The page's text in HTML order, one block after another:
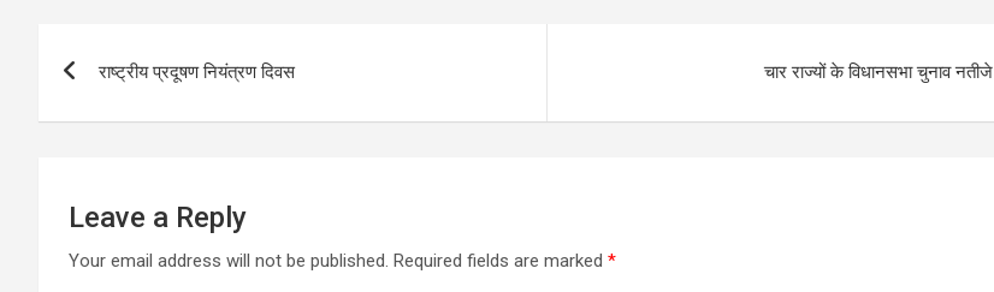
navigation
राष्ट्रीय प्रदूषण नियंत्रण दिवस चार राज्यों के विधानसभा चुनाव नतीजे
Leave a Reply
Your email address will not be published. Required fields are marked *